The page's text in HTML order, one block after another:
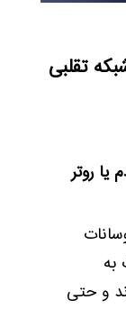
تقلبی
یا روتر
به
و حتی